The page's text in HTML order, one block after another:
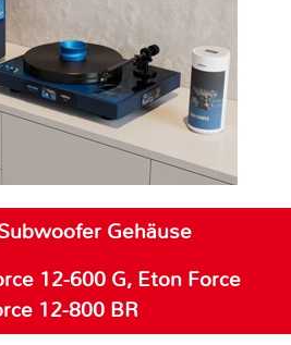
Gehäuse
12-600 G, Eton Force
12-800 BR